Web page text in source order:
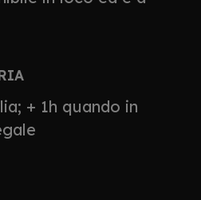
+ 1h quando in